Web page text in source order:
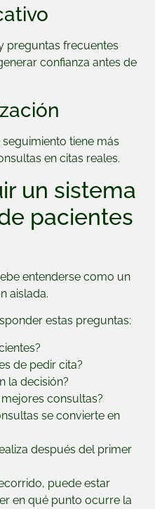
preguntas frecuentes
confianza antes de
tiene más
en citas reales.
un sistema
pacientes
entenderse como un
aislada.
estas preguntas:
de pedir cita?
la decisión?
consultas?
se convierte en
después del primer
puede estar
en qué punto ocurre la